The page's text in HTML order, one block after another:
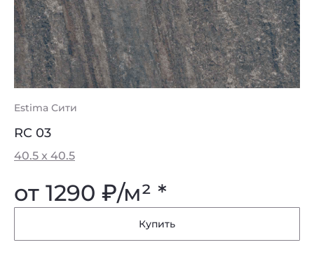
Estima Сити
RC 03
40.5 x 40.5
от 1290 ₽/м² *
Купить